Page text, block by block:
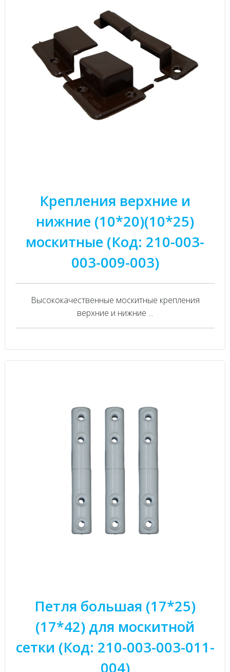
Крепления верхние и
нижние (10*20)(10*25)
москитные (Код: 210-003-
003-009-003)
Высококачественные москитные крепления
верхние и нижние ...
Петля большая (17*25)
(17*42) для москитной
сетки (Код: 210-003-003-011-
004)